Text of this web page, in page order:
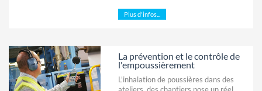
Plus d'infos...
La prévention et le contrôle de
l'empoussièrement
L'inhalation de poussières dans des
ateliers, des chantiers pose un réel